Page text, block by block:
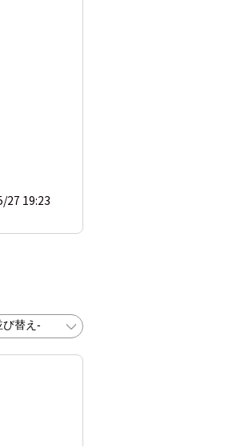
27 19:23